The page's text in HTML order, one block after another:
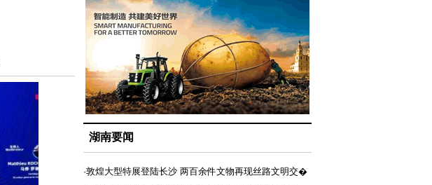
湖南要闻
·敦煌大型特展登陆长沙 两百余件文物再现丝路文明交�